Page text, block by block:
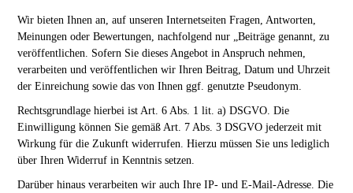
Wir bieten Ihnen an, auf unseren Internetseiten Fragen, Antworten,
Meinungen oder Bewertungen, nachfolgend nur „Beiträge genannt, zu
veröffentlichen. Sofern Sie dieses Angebot in Anspruch nehmen,
verarbeiten und veröffentlichen wir Ihren Beitrag, Datum und Uhrzeit
der Einreichung sowie das von Ihnen ggf. genutzte Pseudonym.
Rechtsgrundlage hierbei ist Art. 6 Abs. 1 lit. a) DSGVO. Die
Einwilligung können Sie gemäß Art. 7 Abs. 3 DSGVO jederzeit mit
Wirkung für die Zukunft widerrufen. Hierzu müssen Sie uns lediglich
über Ihren Widerruf in Kenntnis setzen.
Darüber hinaus verarbeiten wir auch Ihre IP- und E-Mail-Adresse. Die